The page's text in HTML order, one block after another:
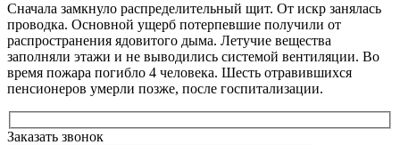
Сначала замкнуло распределительный щит. От искр занялась
проводка. Основной ущерб потерпевшие получили от
распространения ядовитого дыма. Летучие вещества
заполняли этажи и не выводились системой вентиляции. Во
время пожара погибло 4 человека. Шесть отравившихся
пенсионеров умерли позже, после госпитализации.
Заказать звонок